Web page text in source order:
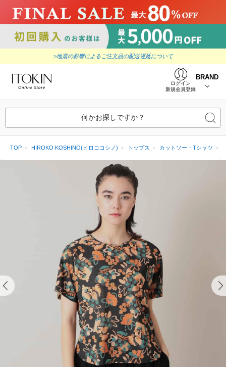
>地震の影響によるご注文品の配送遅延について
ログイン
新規会員登録
BRAND
何かお探しですか？
TOP HIROKO KOSHINO(ヒロココシノ) トップス カットソー・Tシャツ